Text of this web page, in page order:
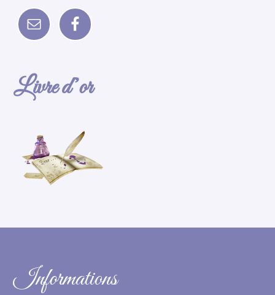
Livre d’or
Informations